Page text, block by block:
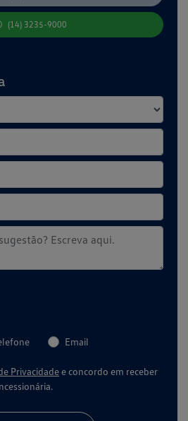
(14) 3235-9000
Email
Privacidadee concordo em receber